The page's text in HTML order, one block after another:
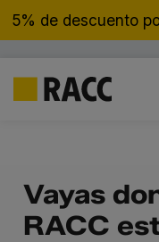
5% de descuento
contenido
Vayas
RACC